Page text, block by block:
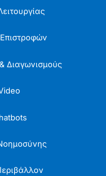
Διαγωνισμούς